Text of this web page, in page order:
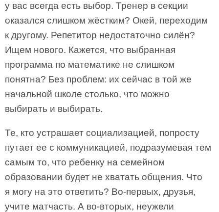
у вас всегда есть выбор. Тренер в секции
оказался слишком жёстким? Окей, переходим
к другому. Репетитор недостаточно силён?
Ищем нового. Кажется, что выбранная
программа по математике не слишком
понятна? Без проблем: их сейчас в той же
начальной школе столько, что можно
выбирать и выбирать.
Те, кто устрашает социализацией, попросту
путает ее с коммуникацией, подразумевая тем
самым то, что ребенку на семейном
образовании будет не хватать общения. Что
я могу на это ответить? Во-первых, друзья,
учите матчасть. А во-вторых, неужели